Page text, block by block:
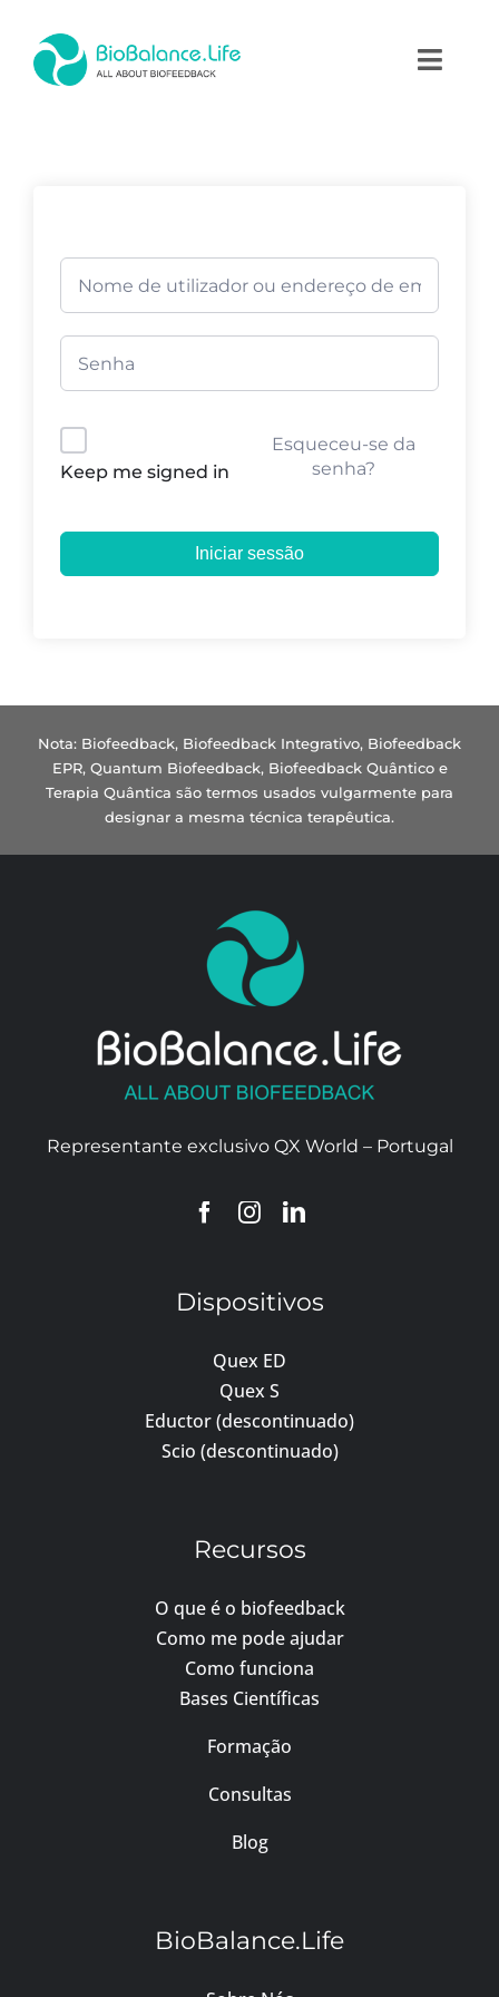
content
Produtos
Blog
Contactos
Keep me signed in
Esqueceu-se da
senha?
Iniciar sessão
Nota: Biofeedback, Biofeedback Integrativo, Biofeedback
EPR, Quantum Biofeedback, Biofeedback Quântico e
Terapia Quântica são termos usados vulgarmente para
designar a mesma técnica terapêutica.
Representante exclusivo QX World – Portugal
Dispositivos
Quex ED
Quex S
Eductor (descontinuado)
Scio (descontinuado)
Recursos
O que é o biofeedback
Como me pode ajudar
Como funciona
Bases Científicas
Formação
Consultas
Blog
BioBalance.Life